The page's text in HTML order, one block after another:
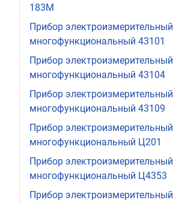
183М
Прибор электроизмерительный
многофункциональный 43101
Прибор электроизмерительный
многофункциональный 43104
Прибор электроизмерительный
многофункциональный 43109
Прибор электроизмерительный
многофункциональный Ц201
Прибор электроизмерительный
многофункциональный Ц4353
Прибор электроизмерительный